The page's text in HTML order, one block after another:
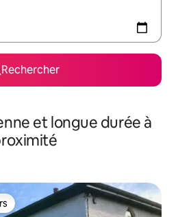
Rechercher
et longue durée à